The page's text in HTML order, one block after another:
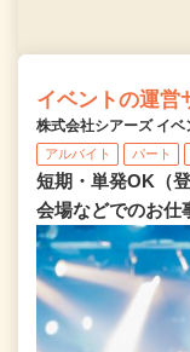
イベントの運営
株式会社シアーズ イベ
アルバイト パート
短期・単発OK（
会場などでのお仕